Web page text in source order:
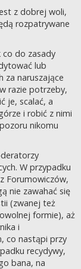
z dobrej woli,
rozpatrywane
do zasady
lub
za naruszające
razie potrzeby,
je, scalać, a
i robić z nimi
nikomu
W przypadku
Forumowiczów,
nie zawahać się
(zwanej też
formie), aż
i
co nastąpi przy
recydywy,
bana, na